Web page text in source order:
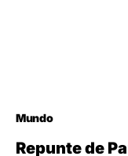
Mundo
Repunte de